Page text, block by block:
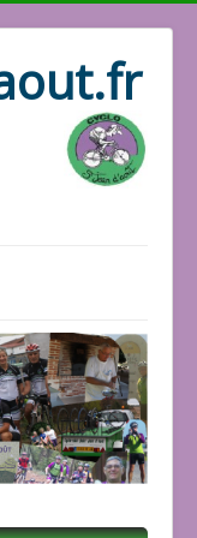
circuits
adhérents
GPS